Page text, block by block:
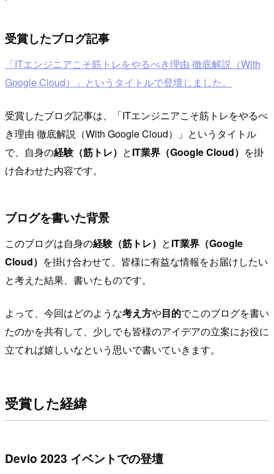
受賞したブログ記事
「ITエンジニアこそ筋トレをやるべき理由 徹底解説（With
Google Cloud）」というタイトルで登壇しました。
受賞したブログ記事は、「ITエンジニアこそ筋トレをやるべ
き理由 徹底解説（With Google Cloud）」というタイトル
で、自身の経験（筋トレ） とIT業界（Google Cloud） を掛
け合わせた内容です。
ブログを書いた背景
このブログは自身の経験（筋トレ） とIT業界（Google
Cloud） を掛け合わせて、皆様に有益な情報をお届けしたい
と考えた結果、書いたものです。
よって、今回はどのような考え方や目的でこのブログを書い
たのかを共有して、少しでも皆様のアイデアの立案にお役に
立てれば嬉しいなという思いで書いていきます。
受賞した経緯
Devio 2023 イベントでの登壇